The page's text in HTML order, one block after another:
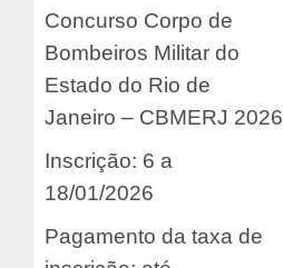
Concurso Corpo de
Bombeiros Militar do
Estado do Rio de
Janeiro – CBMERJ 2026
Inscrição: 6 a
18/01/2026
Pagamento da taxa de